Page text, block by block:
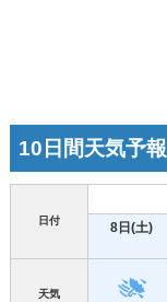
10日間天気予報
日付 8日(土)
天気